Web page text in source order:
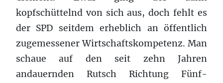
kopfschüttelnd von sich aus, doch fehlt es
der SPD seitdem erheblich an öffentlich
zugemessener Wirtschaftskompetenz. Man
schaue auf den seit zehn Jahren
andauernden Rutsch Richtung Fünf-